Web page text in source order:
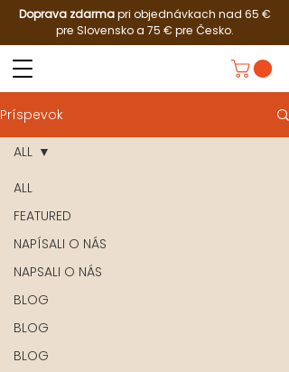
Doprava zdarmapri objednávkach nad 65 €
pre Slovensko a 75 € pre Česko.
Príspevok
ALL
FEATURED
NAPÍSALI O NÁS
NAPSALI O NÁS
BLOG
BLOG
BLOG
ALL